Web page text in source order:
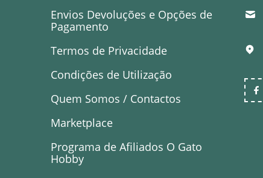
Envios Devoluções e Opções de
Pagamento
Termos de Privacidade
Condições de Utilização
Quem Somos / Contactos
Marketplace
Programa de Afiliados O Gato
Hobby